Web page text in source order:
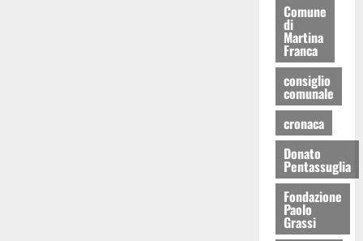
Comune
di
Martina
Franca
consiglio
comunale
cronaca
Donato
Pentassuglia
Fondazione
Paolo
Grassi